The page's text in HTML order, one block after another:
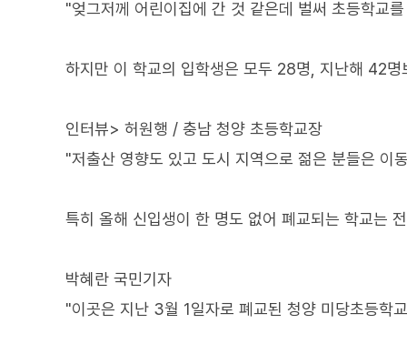
"엊그저께 어린이집에 간 것 같은데 벌써 초등학교
하지만 이 학교의 입학생은 모두 28명, 지난해 42
인터뷰> 허원행 / 충남 청양 초등학교장
"저출산 영향도 있고 도시 지역으로 젊은 분들은 이
특히 올해 신입생이 한 명도 없어 폐교되는 학교는
박혜란 국민기자
"이곳은 지난 3월 1일자로 폐교된 청양 미당초등학